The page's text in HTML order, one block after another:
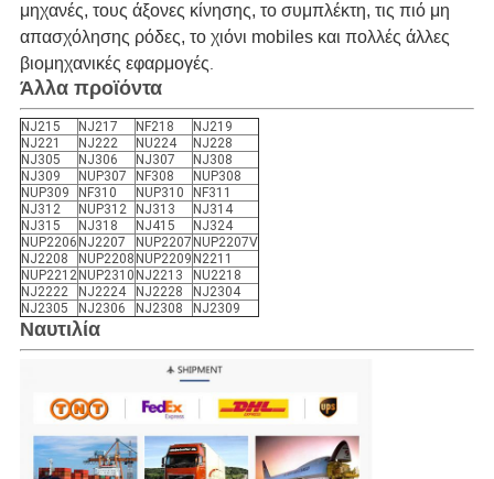
μηχανές, τους άξονες κίνησης, το συμπλέκτη, τις πιό μη
απασχόλησης ρόδες, το χιόνι mobiles και πολλές άλλες
βιομηχανικές εφαρμογές.
Άλλα προϊόντα
NJ215 NJ217 NF218
NJ219
NJ221
NJ222 NU224
NJ228
NJ305
NJ306 NJ307
NJ308
NJ309
NUP307 NF308
NUP308
NUP309
NF310 NUP310
NF311
NJ312
NUP312 NJ313
NJ314
NJ315
NJ318 NJ415
NJ324
NUP2206 NJ2207 NUP2207 NUP2207V
NJ2208
NUP2208 NUP2209 N2211
NUP2212 NUP2310 NJ2213
NU2218
NJ2222
NJ2224 NJ2228
NJ2304
NJ2305
NJ2306 NJ2308 NJ2309
Ναυτιλία